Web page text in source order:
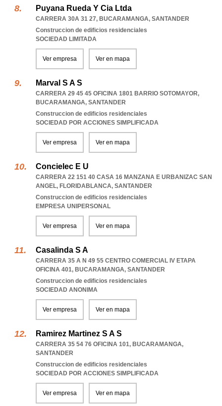
Puyana Rueda Y Cia Ltda
CARRERA 30A 31 27, BUCARAMANGA, SANTANDER
Construccion de edificios residenciales
SOCIEDAD LIMITADA
Ver empresa Ver en mapa
Marval S A S
CARRERA 29 45 45 OFICINA 1801 BARRIO SOTOMAYOR,
BUCARAMANGA, SANTANDER
Construccion de edificios residenciales
SOCIEDAD POR ACCIONES SIMPLIFICADA
Ver empresa Ver en mapa
Concielec E U
CARRERA 22 151 40 CASA 16 MANZANA E URBANIZAC SAN
ANGEL, FLORIDABLANCA, SANTANDER
Construccion de edificios residenciales
EMPRESA UNIPERSONAL
Ver empresa Ver en mapa
Casalinda S A
CARRERA 35 A N 49 55 CENTRO COMERCIAL IV ETAPA
OFICINA 401, BUCARAMANGA, SANTANDER
Construccion de edificios residenciales
SOCIEDAD ANONIMA
Ver empresa Ver en mapa
Ramirez Martinez S A S
CARRERA 35 54 76 OFICINA 101, BUCARAMANGA,
SANTANDER
Construccion de edificios residenciales
SOCIEDAD POR ACCIONES SIMPLIFICADA
Ver empresa Ver en mapa